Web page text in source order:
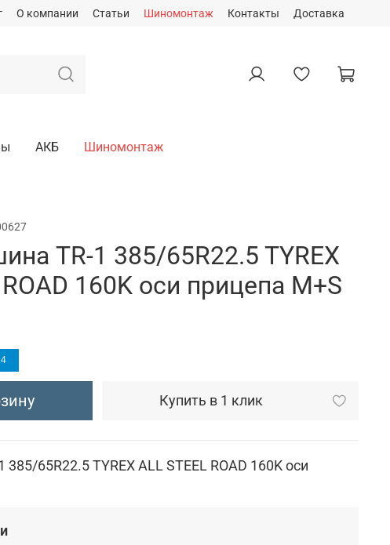
О компании Статьи Шиномонтаж Контакты Доставка
АКБ Шиномонтаж
TR-1 385/65R22.5 TYREX
160K оси прицепа M+S
Купить в 1 клик
385/65R22.5 TYREX ALL STEEL ROAD 160K оси